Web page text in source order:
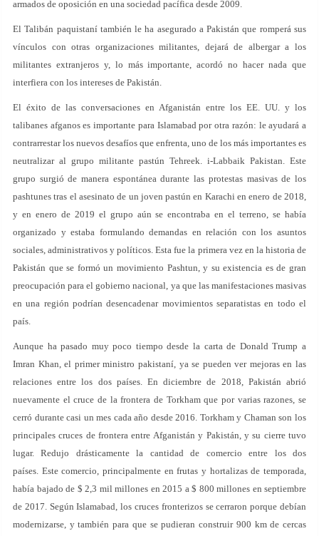
armados de oposición en una sociedad pacífica desde 2009.
El Talibán paquistaní también le ha asegurado a Pakistán que romperá sus
vínculos con otras organizaciones militantes, dejará de albergar a los
militantes extranjeros y, lo más importante, acordó no hacer nada que
interfiera con los intereses de Pakistán.
El éxito de las conversaciones en Afganistán entre los EE. UU. y los
talibanes afganos es importante para Islamabad por otra razón: le ayudará a
contrarrestar los nuevos desafíos que enfrenta, uno de los más importantes es
neutralizar al grupo militante pastún Tehreek. i-Labbaik Pakistan. Este
grupo surgió de manera espontánea durante las protestas masivas de los
pashtunes tras el asesinato de un joven pastún en Karachi en enero de 2018,
y en enero de 2019 el grupo aún se encontraba en el terreno, se había
organizado y estaba formulando demandas en relación con los asuntos
sociales, administrativos y políticos. Esta fue la primera vez en la historia de
Pakistán que se formó un movimiento Pashtun, y su existencia es de gran
preocupación para el gobierno nacional, ya que las manifestaciones masivas
en una región podrían desencadenar movimientos separatistas en todo el
país.
Aunque ha pasado muy poco tiempo desde la carta de Donald Trump a
Imran Khan, el primer ministro pakistaní, ya se pueden ver mejoras en las
relaciones entre los dos países. En diciembre de 2018, Pakistán abrió
nuevamente el cruce de la frontera de Torkham que por varias razones, se
cerró durante casi un mes cada año desde 2016. Torkham y Chaman son los
principales cruces de frontera entre Afganistán y Pakistán, y su cierre tuvo
lugar. Redujo drásticamente la cantidad de comercio entre los dos
países. Este comercio, principalmente en frutas y hortalizas de temporada,
había bajado de $ 2,3 mil millones en 2015 a $ 800 millones en septiembre
de 2017. Según Islamabad, los cruces fronterizos se cerraron porque debían
modernizarse, y también para que se pudieran construir 900 km de cercas